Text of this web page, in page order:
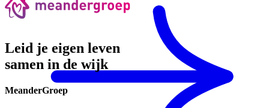
Leid je eigen leven
samen in de wijk
MeanderGroep